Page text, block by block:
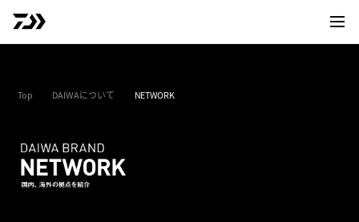
サイ
Top DAIWAについて NETWORK